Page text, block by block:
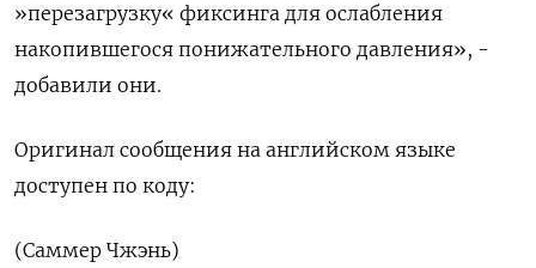
»перезагрузку« фиксинга для ослабления
накопившегося понижательного давления», -
добавили они.
Оригинал сообщения на английском языке
доступен по коду:
(Саммер Чжэнь)